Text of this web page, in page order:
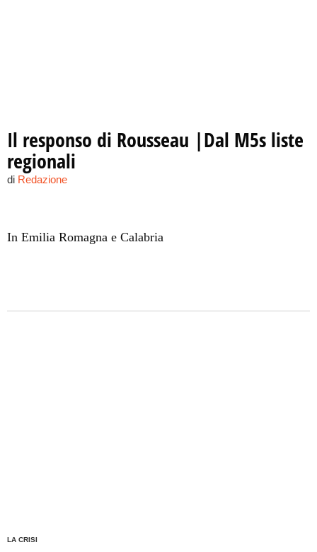
Il responso di Rousseau |Dal M5s liste
regionali
di Redazione
In Emilia Romagna e Calabria
LA CRISI